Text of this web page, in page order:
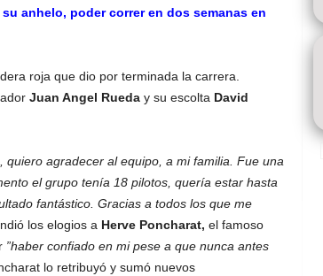
anhelo, poder correr en dos semanas en
roja que dio por terminada la carrera.
Juan Angel Rueday su escolta David
agradecer al equipo, a mi familia. Fue una
el grupo tenía 18 pilotos, quería estar hasta
fantástico. Gracias a todos los que me
los elogios a Herve Poncharat, el famoso
”haber confiado en mi pese a que nunca antes
lo retribuyó y sumó nuevos